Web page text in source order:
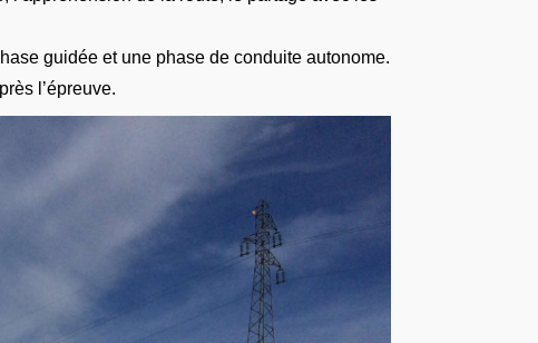
guidée et une phase de conduite autonome.
l’épreuve.